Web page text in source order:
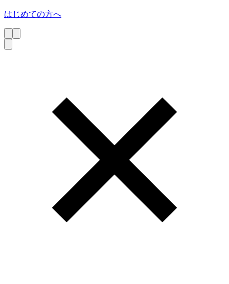
はじめての方へ